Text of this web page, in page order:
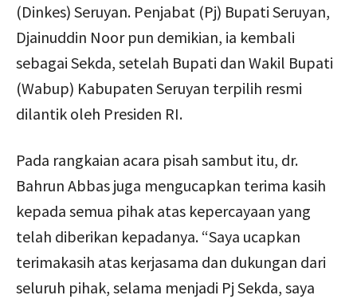
(Dinkes) Seruyan. Penjabat (Pj) Bupati Seruyan,
Djainuddin Noor pun demikian, ia kembali
sebagai Sekda, setelah Bupati dan Wakil Bupati
(Wabup) Kabupaten Seruyan terpilih resmi
dilantik oleh Presiden RI.
Pada rangkaian acara pisah sambut itu, dr.
Bahrun Abbas juga mengucapkan terima kasih
kepada semua pihak atas kepercayaan yang
telah diberikan kepadanya. “Saya ucapkan
terimakasih atas kerjasama dan dukungan dari
seluruh pihak, selama menjadi Pj Sekda, saya